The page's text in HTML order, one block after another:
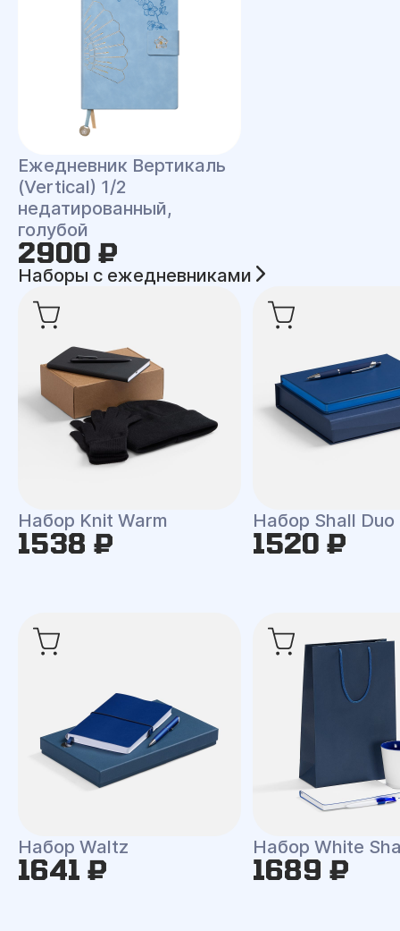
Ежедневник Вертикаль
(Vertical) 1/2
недатированный,
голубой
2900 ₽
Наборы с ежедневниками
Набор Knit Warm
1538 ₽
Набор Shall Duo
1520 ₽
Набор Waltz
1641 ₽
Набор White
1689 ₽